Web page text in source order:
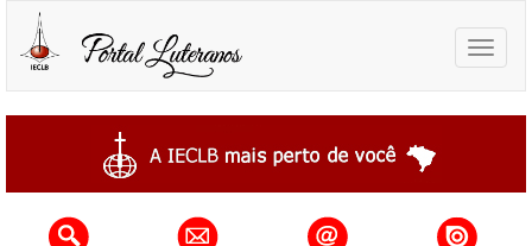
Toggle